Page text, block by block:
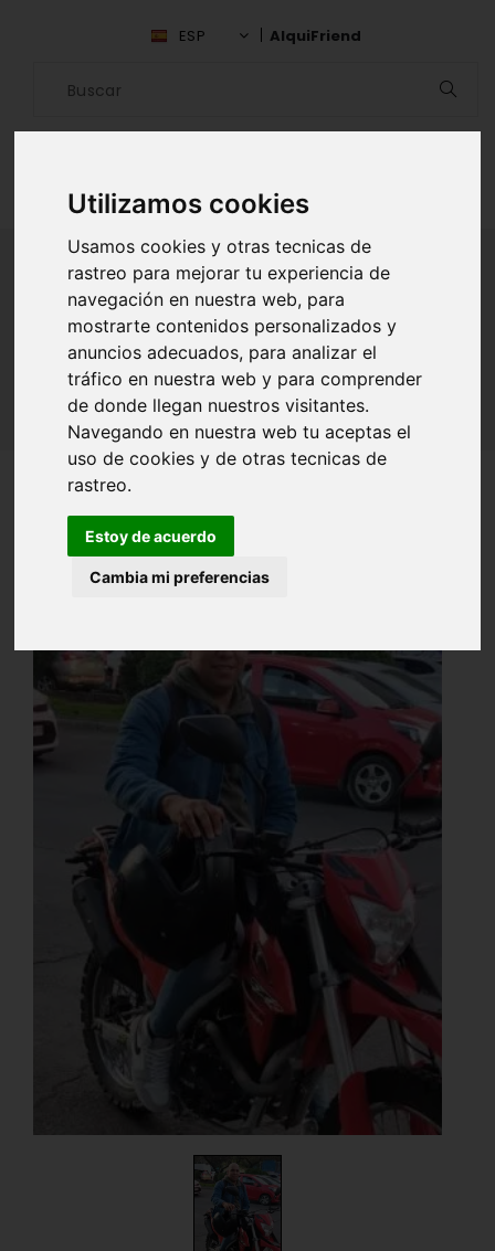
Utilizamos cookies
Usamos cookies y otras tecnicas de
rastreo para mejorar tu experiencia de
navegación en nuestra web, para
mostrarte contenidos personalizados y
anuncios adecuados, para analizar el
tráfico en nuestra web y para comprender
de donde llegan nuestros visitantes.
Navegando en nuestra web tu aceptas el
uso de cookies y de otras tecnicas de
rastreo.
Estoy de acuerdo
Cambia mi preferencias
ESP AlquiFriend
ALQUILAR AMIGO
Inicio Amigos Álava Leonardo Marquez